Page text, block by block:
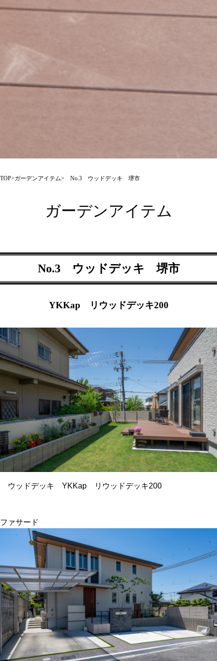
TOP>ガーデンアイテム> No.3 ウッドデッキ 堺市
ガーデンアイテム
No.3 ウッドデッキ 堺市
YKKap リウッドデッキ200
ウッドデッキ YKKap リウッドデッキ200
ファサード